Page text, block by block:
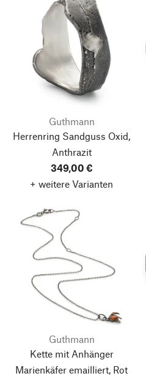
Guthmann
Herrenring Sandguss Oxid,
Anthrazit
349,00 €
+ weitere Varianten
Guthmann
Kette mit Anhänger
Marienkäfer emailliert, Rot